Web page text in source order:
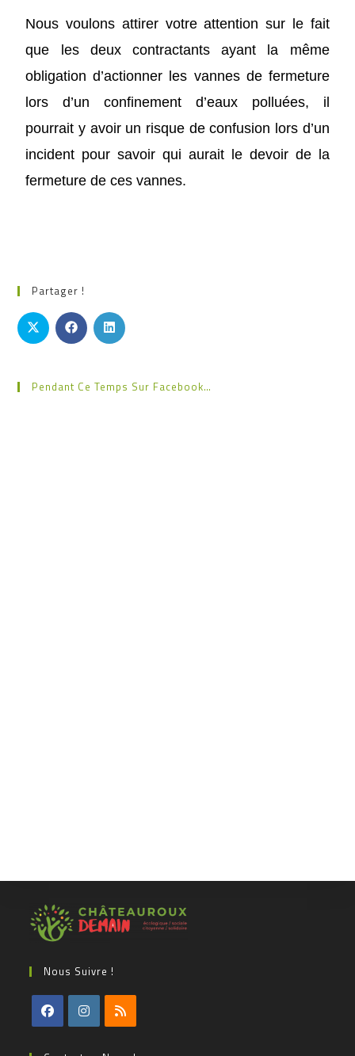
Nous voulons attirer votre attention sur le fait
que les deux contractants ayant la même
obligation d’actionner les vannes de fermeture
lors d’un confinement d’eaux polluées, il
pourrait y avoirun risque de confusion lors d’un
incident pour savoir qui aurait l e devoir de la
fermeture deces vannes.
Partager !
Pendant Ce Temps Sur Facebook…
Nous Suivre !